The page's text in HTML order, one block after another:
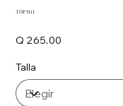
TOP 3111
Q 265.00
Talla